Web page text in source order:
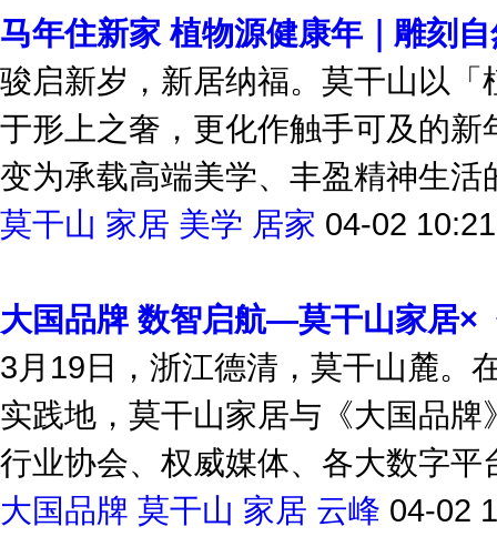
马年住新家 植物源健康年｜雕刻
骏启新岁，新居纳福。莫干山以
于形上之奢，更化作触手可及的新
变为承载高端美学、丰盈精神生活
莫干山 家居 美学 居家
大国品牌 数智启航—莫干山家居×
3月19日，浙江德清，莫干山麓。
实践地，莫干山家居与《大国品
行业协会、权威媒体、各大数字
大国品牌 莫干山 家居 云峰